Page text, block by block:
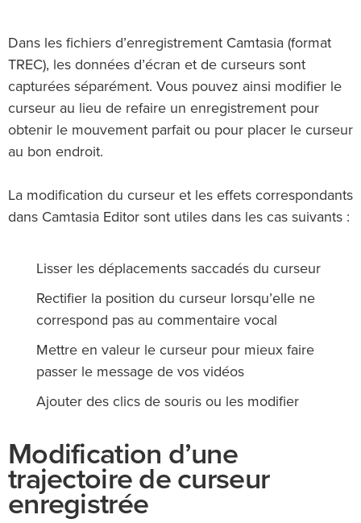
Dans les fichiers d’enregistrement Camtasia (format
TREC), les données d’écran et de curseurs sont
capturées séparément. Vous pouvez ainsi modifier le
curseur au lieu de refaire un enregistrement pour
obtenir le mouvement parfait ou pour placer le curseur
au bon endroit.
La modification du curseur et les effets correspondants
dans Camtasia Editor sont utiles dans les cas suivants :
Lisser les déplacements saccadés du curseur
Rectifier la position du curseur lorsqu’elle ne
correspond pas au commentaire vocal
Mettre en valeur le curseur pour mieux faire
passer le message de vos vidéos
Ajouter des clics de souris ou les modifier
Modification d’une
trajectoire de curseur
enregistrée